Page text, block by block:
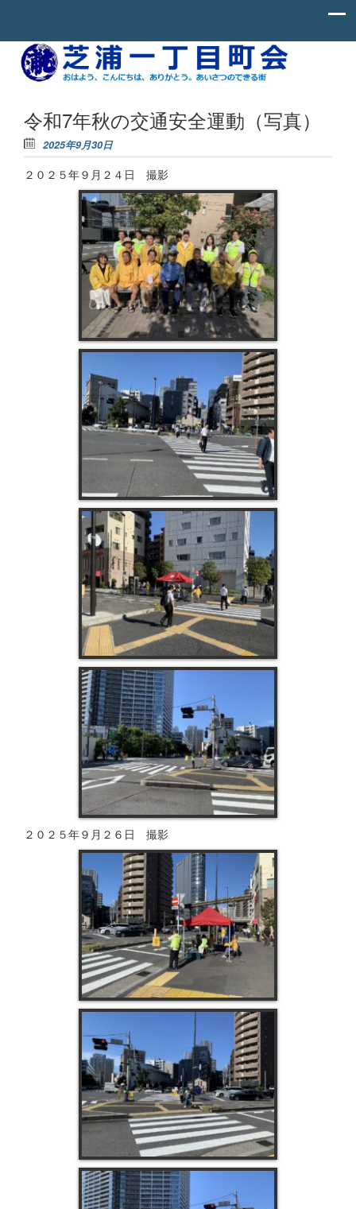
Skip to content
芝
一
丁
町
お
は
よ
こ
ん
に
ち
あ
令和7年秋の交通安全運動（写真）
2025年9月30日
２０２５年９月２４日 撮影
２０２５年９月２６日 撮影